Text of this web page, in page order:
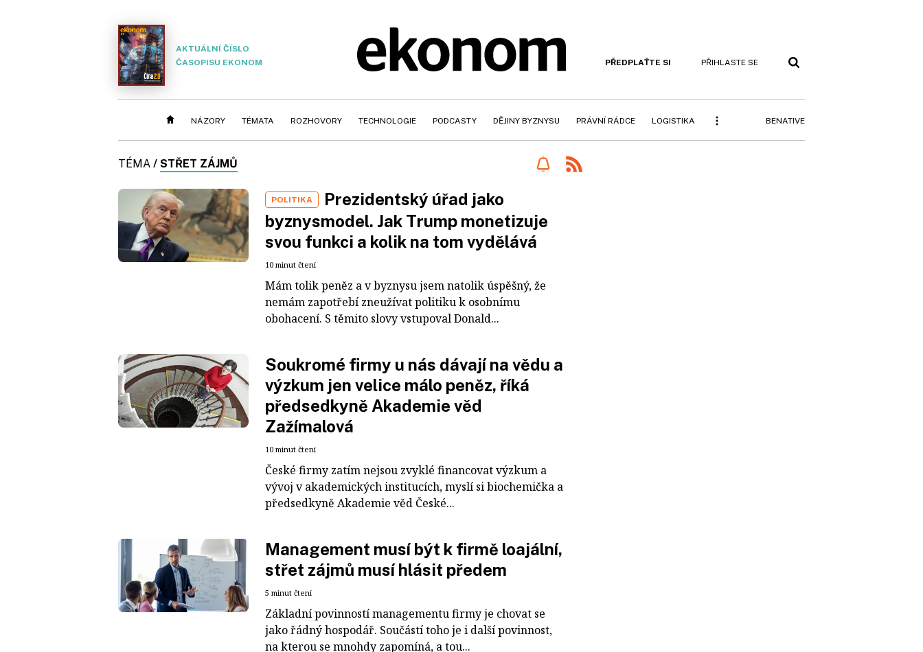
AKTUÁLNÍ ČÍSLO
ČASOPISU EKONOM
PŘEDPLAŤTE SI PŘIHLASTE SE
NÁZORY TÉMATA ROZHOVORY TECHNOLOGIE PODCASTY DĚJINY BYZNYSU PRÁVNÍ RÁDCE LOGISTIKA BENATIVE
TÉMA / STŘET ZÁJMŮ
POLITIKA
Prezidentský úřad jako
byznysmodel. Jak Trump monetizuje
svou funkci a kolik na tom vydělává
10 minut čtení
Mám tolik peněz a v byznysu jsem natolik úspěšný, že
nemám zapotřebí zneužívat politiku k osobnímu
obohacení. S těmito slovy vstupoval Donald...
Soukromé firmy u nás dávají na vědu a
výzkum jen velice málo peněz, říká
předsedkyně Akademie věd
Zažímalová
10 minut čtení
České firmy zatím nejsou zvyklé financovat výzkum a
vývoj v akademických institucích, myslí si biochemička a
předsedkyně Akademie věd České...
Management musí být k firmě loajální,
střet zájmů musí hlásit předem
5 minut čtení
Základní povinností managementu firmy je chovat se
jako řádný hospodář. Součástí toho je i další povinnost,
na kterou se mnohdy zapomíná, a tou...